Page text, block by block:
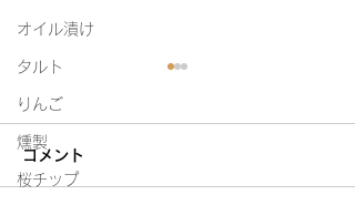
オイル漬け
タルト
りんご
燻製
桜チップ
コメント